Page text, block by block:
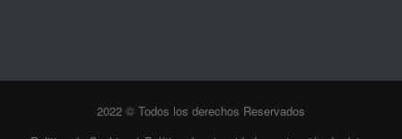
2022 © Todos los derechos Reservados